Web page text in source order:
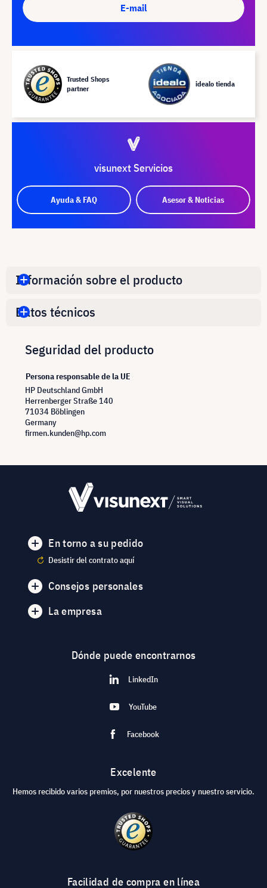
E-mail
Trusted Shops
partner
idealo tienda
visunext Servicios
Ayuda & FAQ Asesor & Noticias
Información sobre el producto
Datos técnicos
Seguridad del producto
Persona responsable de la UE
HP Deutschland GmbH
Herrenberger Straße 140
71034 Böblingen
Germany
firmen.kunden@hp.com
En torno a su pedido
Desistir del contrato aquí
Consejos personales
La empresa
Dónde puede encontrarnos
LinkedIn
YouTube
Facebook
Excelente
Hemos recibido varios premios, por nuestros precios y nuestro servicio.
Facilidad de compra en línea